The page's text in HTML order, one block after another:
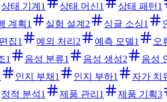
상태 기계 1 상태 머신1 상태 패턴 1
계획1 실험 설계 2 싱글 소싱1
집1 예외 처리 2 예측 모델1 오
1 음성 분류1 음성 생성2 음성
인지 부채 1 인지 부하1 자가 치
정적 분석1 제품 관리 1 제품 기획3